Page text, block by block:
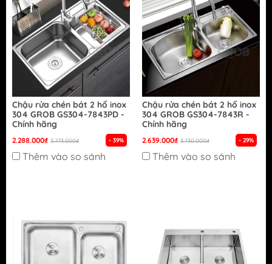
Chậu rửa chén bát 2 hố inox
304 GROB GS304-7843PD -
Chính hãng
2.288.000₫ 3.773.000₫ - 39%
Thêm vào so sánh
Chậu rửa chén bát 2 hố inox
304 GROB GS304-7843R -
Chính hãng
2.639.000₫ 3.730.000₫ - 29%
Thêm vào so sánh